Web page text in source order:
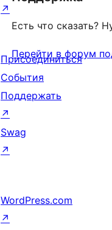
Есть что сказать?
Перейти в форум
↗
Присоединиться
События
Поддержать
↗
Swag
↗
WordPress.com
↗